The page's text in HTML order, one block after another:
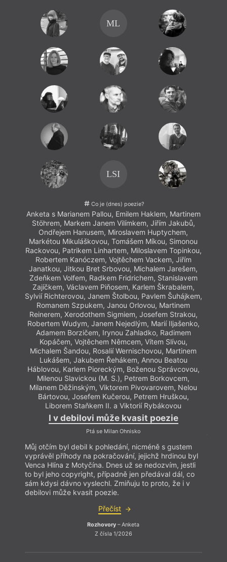
ML
LSI
Co je (dnes) poezie?
Anketa s Marianem Pallou, Emilem Haklem, Martinem
Stöhrem, Markem Janem Vilímkem, Jiřím Jakubů,
Ondřejem Hanusem, Miroslavem Huptychem,
Markétou Mikuláškovou, Tomášem Míkou, Simonou
Rackovou, Patrikem Linhartem, Miloslavem Topinkou,
Robertem Kanóczem, Vojtěchem Vackem, Jiřím
Janatkou, Jitkou Bret Srbovou, Michalem Jarešem,
Zdeňkem Volfem, Radkem Fridrichem, Stanislavem
Zajíčkem, Václavem Piňosem, Karlem Škrabalem,
Sylvií Richterovou, Janem Štolbou, Pavlem Šuhájkem,
Romanem Szpukem, Janou Orlovou, Martinem
Reinerem, Xerodothem Sigmiem, Josefem Strakou,
Robertem Wudym, Janem Nejedlým, Marií Iljašenko,
Adamem Borzičem, Irynou Zahladko, Radimem
Kopáčem, Vojtěchem Němcem, Vítem Slívou,
Michalem Šandou, Rosalií Wernischovou, Martinem
Lukášem, Jakubem Řehákem, Annou Beatou
Háblovou, Karlem Pioreckým, Boženou Správcovou,
Milenou Slavickou (M. S.), Petrem Borkovcem,
Milanem Děžinským, Viktorem Pivovarovem, Nelou
Bártovou, Josefem Kučerou, Petrem Hruškou,
Liborem Staňkem II. a Viktorií Rybákovou
I v debilovi může kvasit poezie
Ptá se Milan Ohnisko
Můj otčím byl debil k pohledání, nicméně s gustem
vyprávěl příhody na pokračování, jejichž hrdinou byl
Venca Hlína z Motyčína. Dnes už se nedozvím, jestli
to byl jeho copyright, případně jen předával dál, co
sám kdysi dávno vyslechl. Zmiňuju to proto, že i v
debilovi může kvasit poezie.
Přečíst
Rozhovory – Anketa
Z čísla 1/2026